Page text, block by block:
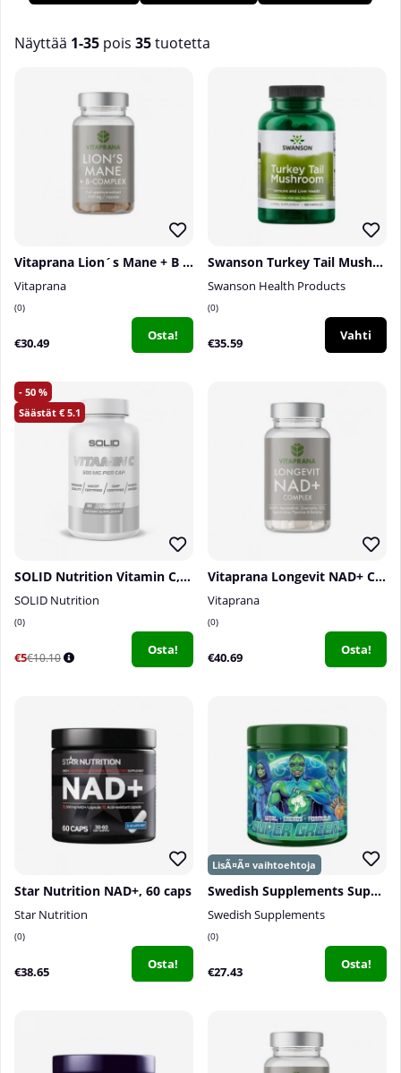
Näyttää 1-35 pois 35tuotetta
Vitaprana Lion´s Mane + B complex, 50 caps
Vitaprana
0
€30.49 Osta!
Swanson Turkey Tail Mushroom, 120 caps
Swanson Health Products
0
€35.59 Vahti
50
5.1
SOLID Nutrition Vitamin C, 90 caps
SOLID Nutrition
0
€5€10.10
Osta!
Vitaprana Longevit NAD+ Complex, 30 caps
Vitaprana
0
€40.69 Osta!
Star Nutrition NAD+, 60 caps
Star Nutrition
0
€38.65 Osta!
Swedish Supplements Super Greens, 250 g
Swedish Supplements
0
€27.43 Osta!